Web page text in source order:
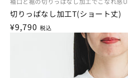
切りっぱなし加工T(ショート丈)
通
¥9,790 税込